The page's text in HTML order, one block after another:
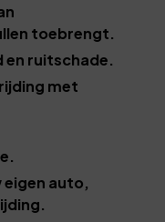
toebrengt.
ruitschade.
met
eigen auto,